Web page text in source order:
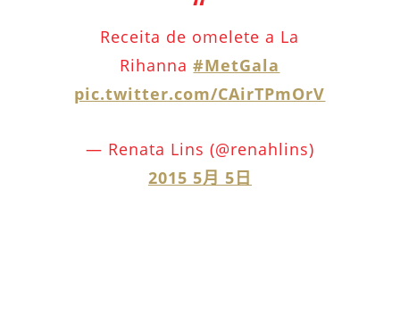
Receita de omelete a La
Rihanna#MetGala
pic.twitter.com/CAirTPmOrV
— Renata Lins (@renahlins)
2015 5月 5日